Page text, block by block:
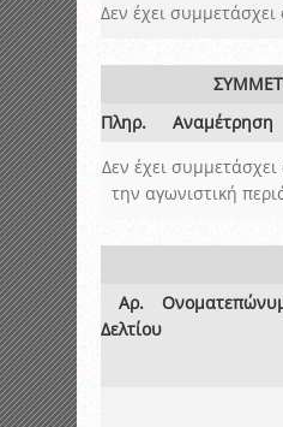
Δεν έχει
Πληρ.
Αναμέτρηση
Δεν έχει
την αγωνιστική
Αρ.
Δελτίου